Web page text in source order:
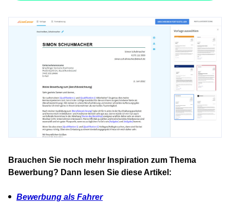
Brauchen Sie noch mehr Inspiration zum Thema
Bewerbung? Dann lesen Sie diese Artikel:
Bewerbung als Fahrer